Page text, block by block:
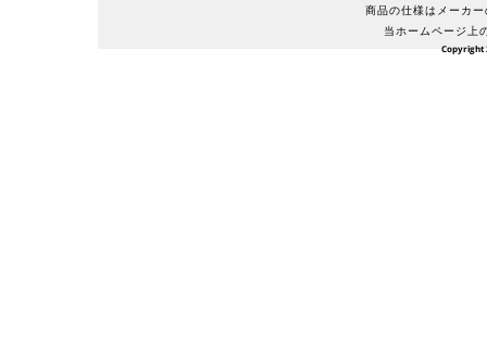
商品の仕様はメーカ
当ホームページ上
Copyright